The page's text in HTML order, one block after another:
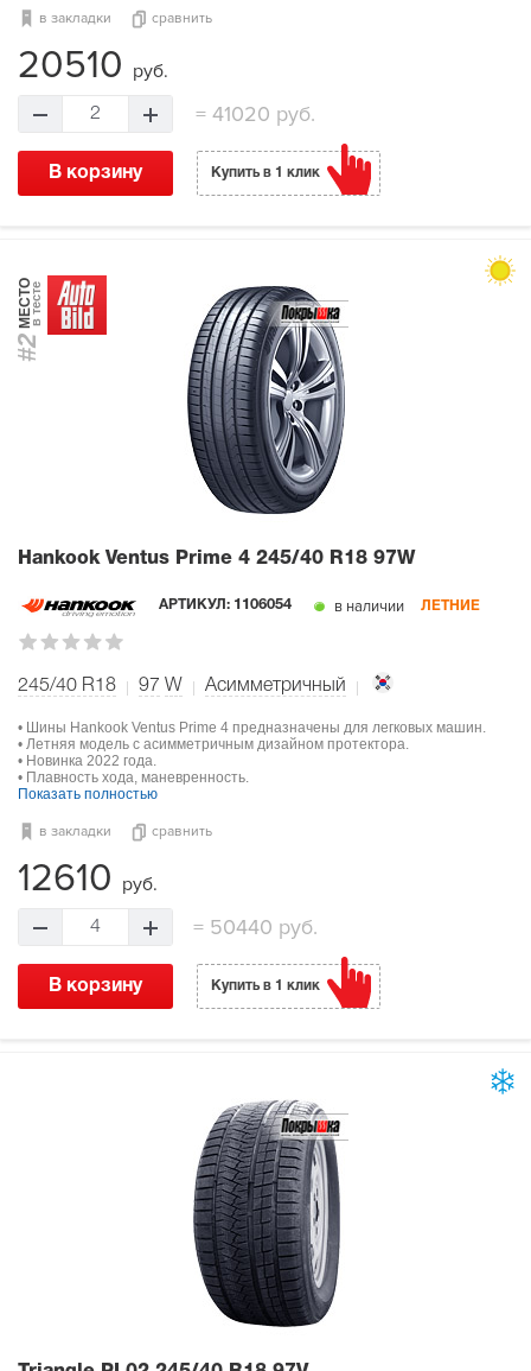
в закладки сравнить
20510 руб.
2 = 41020 руб.
В корзину Купить в 1 клик
#2
МЕСТОв тесте
Hankook Ventus Prime 4 245/40 R18 97W
АРТИКУЛ: 1106054 в наличии ЛЕТНИЕ
245/40 R18 97 W Асимметричный
• Шины Hankook Ventus Prime 4 предназначены для легковых машин.
• Летняя модель с асимметричным дизайном протектора.
• Новинка 2022 года.
• Плавность хода, маневренность.
Показать полностью
в закладки сравнить
12610 руб.
4 = 50440 руб.
В корзину Купить в 1 клик